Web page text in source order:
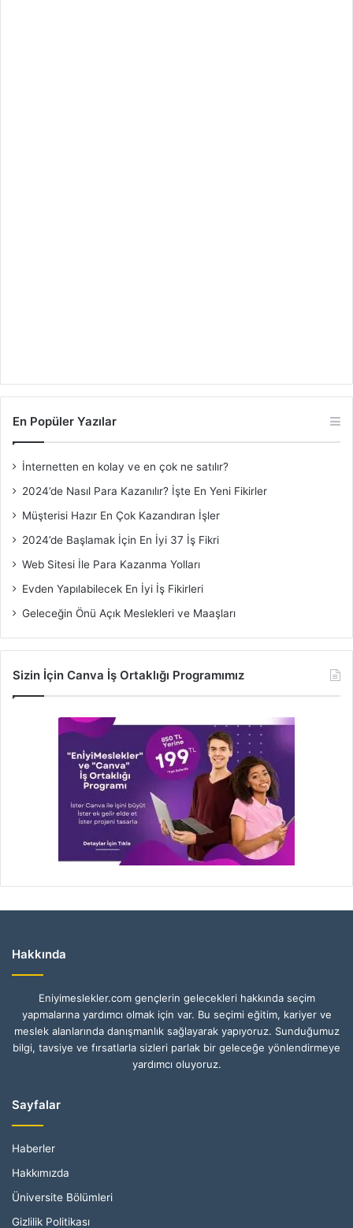
En Popüler Yazılar
İnternetten en kolay ve en çok ne satılır?
2024’de Nasıl Para Kazanılır? İşte En Yeni Fikirler
Müşterisi Hazır En Çok Kazandıran İşler
2024’de Başlamak İçin En İyi 37 İş Fikri
Web Sitesi İle Para Kazanma Yolları
Evden Yapılabilecek En İyi İş Fikirleri
Geleceğin Önü Açık Meslekleri ve Maaşları
Sizin İçin Canva İş Ortaklığı Programımız
Hakkında
Eniyimeslekler.com gençlerin gelecekleri hakkında seçim
yapmalarına yardımcı olmak için var. Bu seçimi eğitim, kariyer ve
meslek alanlarında danışmanlık sağlayarak yapıyoruz. Sunduğumuz
bilgi, tavsiye ve fırsatlarla sizleri parlak bir geleceğe yönlendirmeye
yardımcı oluyoruz.
Sayfalar
Haberler
Hakkımızda
Üniversite Bölümleri
Gizlilik Politikası